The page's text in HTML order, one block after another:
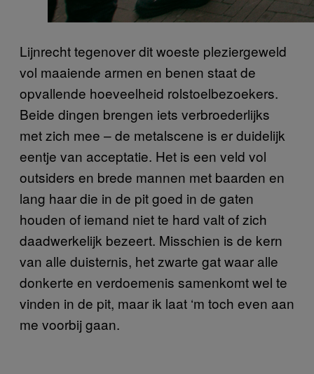
Lijnrecht tegenover dit woeste pleziergeweld
vol maaiende armen en benen staat de
opvallende hoeveelheid rolstoelbezoekers.
Beide dingen brengen iets verbroederlijks
met zich mee – de metalscene is er duidelijk
eentje van acceptatie. Het is een veld vol
outsiders en brede mannen met baarden en
lang haar die in de pit goed in de gaten
houden of iemand niet te hard valt of zich
daadwerkelijk bezeert. Misschien is de kern
van alle duisternis, het zwarte gat waar alle
donkerte en verdoemenis samenkomt wel te
vinden in de pit, maar ik laat ‘m toch even aan
me voorbij gaan.